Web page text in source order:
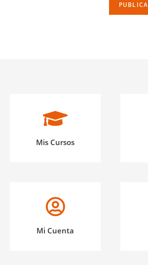
Mis Cursos
Mi Cuenta